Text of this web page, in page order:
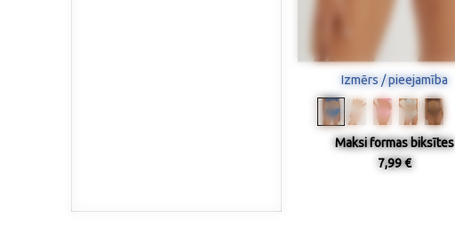
Izmērs / pieejamība
Maksi formas biksītes
7,99 €